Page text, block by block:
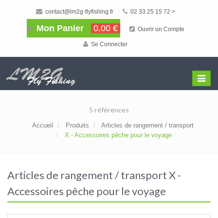
contact@lm2g-flyfishing.fr 02 33 25 15 72 >
Mon Panier 0,00 € Ouvrir un Compte
Se Connecter
Menu
5 références
Accueil Produits
Articles de rangement / transport
X - Accessoires pêche pour le voyage
Articles de rangement / transport X -
Accessoires pêche pour le voyage